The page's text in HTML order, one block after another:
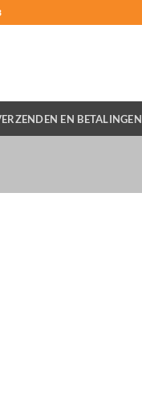
EN BETALINGEN